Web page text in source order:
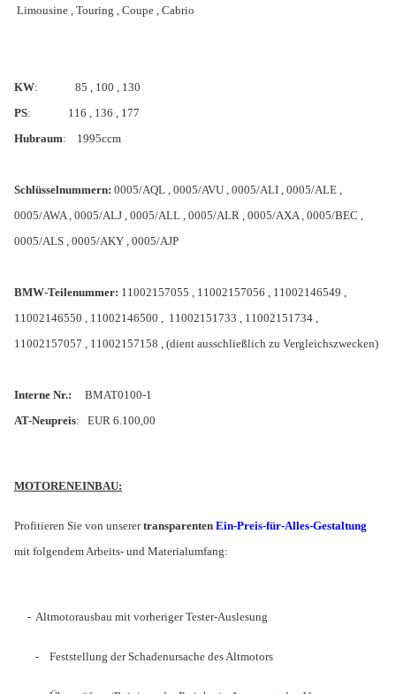
Limousine , Touring , Coupe , Cabrio
KW: 85 , 100 , 130
PS: 116 , 136 , 177
Hubraum: 1995ccm
Schlüsselnummern: 0005/AQL , 0005/AVU , 0005/ALI , 0005/ALE ,
0005/AWA , 0005/ALJ , 0005/ALL , 0005/ALR , 0005/AXA , 0005/BEC ,
0005/ALS , 0005/AKY , 0005/AJP
BMW-Teilenummer: 11002157055 , 11002157056 , 11002146549 ,
11002146550 , 11002146500 , 11002151733 , 11002151734 ,
11002157057 , 11002157158 , (dient ausschließlich zu Vergleichszwecken)
Interne Nr.: BMAT0100-1
AT-Neupreis: EUR 6.100,00
MOTORENEINBAU:
Profitieren Sie von unserertransparenten Ein-Preis-für-Alles-Gestaltung
mit folgendem Arbeits- und Materialumfang:
- Altmotorausbau mit vorheriger Tester-Auslesung
- Feststellung der Schadenursache des Altmotors